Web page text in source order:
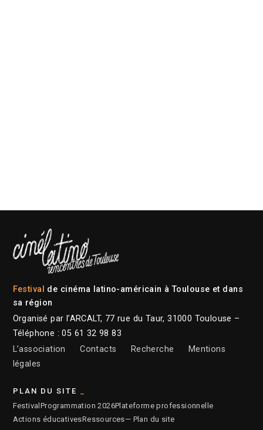
Festival de cinéma latino-américain à Toulouse et dans
sa région
Organisé par l’ARCALT, 77 rue du Taur, 31000 Toulouse –
Téléphone : 05 61 32 98 83
L’association
Contacts Recherche
Mentions
légales
PLAN DU SITE
Festival Programmation 2026Plateforme professionnelle
Actions éducativesRessources— Plan du site